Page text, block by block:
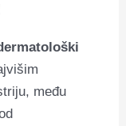
među